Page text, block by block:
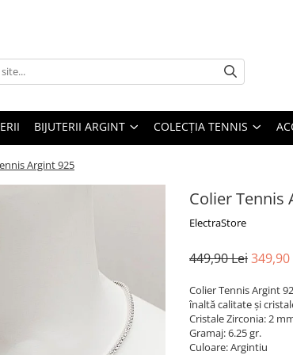
BIJUTERII ARGINT COLECȚIA TENNIS
Argint 925
Colier Tennis
ElectraStore
449,90 Lei349,90
Colier Tennis Argint
înaltă calitate și
Cristale Zirconia: 2
Gramaj: 6.25 gr.
Culoare: Argintiu